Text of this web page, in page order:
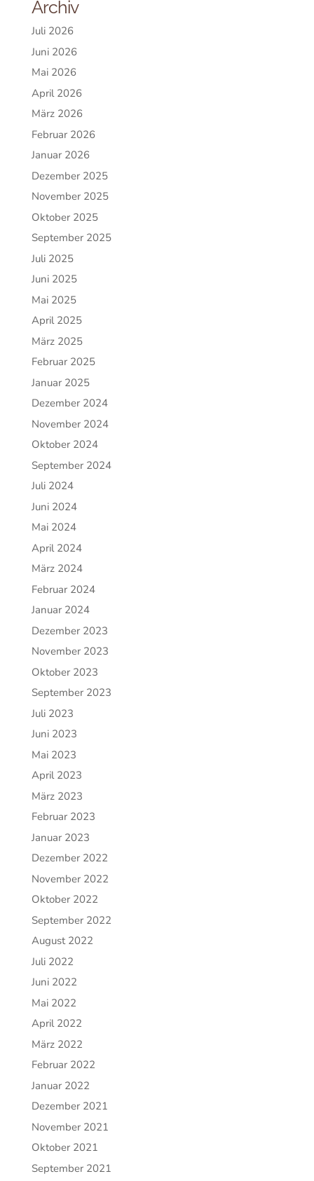
Archiv
Juli 2026
Juni 2026
Mai 2026
April 2026
März 2026
Februar 2026
Januar 2026
Dezember 2025
November 2025
Oktober 2025
September 2025
Juli 2025
Juni 2025
Mai 2025
April 2025
März 2025
Februar 2025
Januar 2025
Dezember 2024
November 2024
Oktober 2024
September 2024
Juli 2024
Juni 2024
Mai 2024
April 2024
März 2024
Februar 2024
Januar 2024
Dezember 2023
November 2023
Oktober 2023
September 2023
Juli 2023
Juni 2023
Mai 2023
April 2023
März 2023
Februar 2023
Januar 2023
Dezember 2022
November 2022
Oktober 2022
September 2022
August 2022
Juli 2022
Juni 2022
Mai 2022
April 2022
März 2022
Februar 2022
Januar 2022
Dezember 2021
November 2021
Oktober 2021
September 2021